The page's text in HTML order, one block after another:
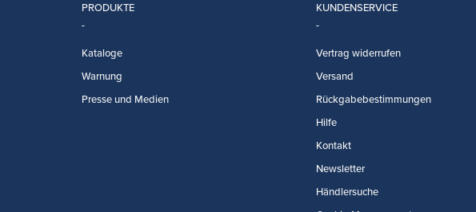
PRODUKTE
Kataloge
Warnung
Presse und Medien
KUNDENSERVICE
Vertrag widerrufen
Versand
Rückgabebestimmungen
Hilfe
Kontakt
Newsletter
Händlersuche